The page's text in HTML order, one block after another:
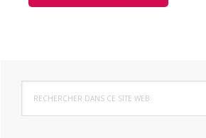
Barre
latérale
dans
ce